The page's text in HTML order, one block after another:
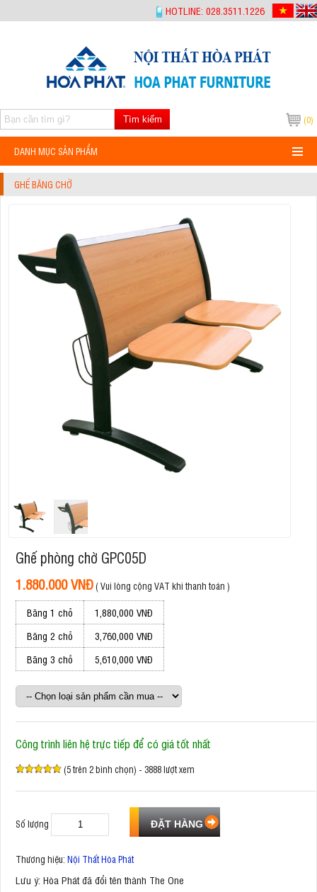
HOTLINE: 028.3511.1226
(0)
Tìm kiếm
DANH MỤC SẢN PHẨM
GHẾ BĂNG CHỜ
Ghế phòng chờ GPC05D
1.880.000 VNĐ( Vui lòng cộng VAT khi thanh toán )
Băng 1 chỗ
1,880,000 VNĐ
Băng 2 chỗ
3,760,000 VNĐ
Băng 3 chỗ
5,610,000 VNĐ
Công trình liên hệ trực tiếp để có giá tốt nhất
(5 trên 2 bình chọn) - 3888 lượt xem
Số lượng
Thương hiệu: Nội Thất Hòa Phát
Lưu ý: Hòa Phát đã đổi tên thành The One